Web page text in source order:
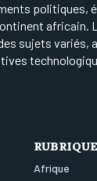
politiques,
africain.
sujets variés,
Afrique